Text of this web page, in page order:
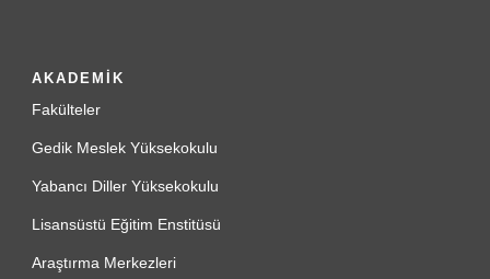
AKADEMİK
Fakülteler
Gedik Meslek Yüksekokulu
Yabancı Diller Yüksekokulu
Lisansüstü Eğitim Enstitüsü
Araştırma Merkezleri